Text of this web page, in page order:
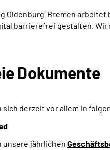
Oldenburg-Bremen
barrierefrei gestalten.
Dokumente
derzeit vor allem in
unsere jährlichen